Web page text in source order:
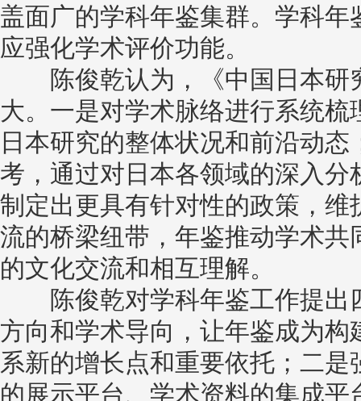
盖面广的学科年鉴集群。学科
应强化学术评价功能。
陈俊乾认为，《中国日本研
大。一是对学术脉络进行系统
日本研究的整体状况和前沿动
考，通过对日本各领域的深入
制定出更具有针对性的政策，
流的桥梁纽带，年鉴推动学术
的文化交流和相互理解。
陈俊乾对学科年鉴工作提出
方向和学术导向，让年鉴成为
系新的增长点和重要依托；二
的展示平台、学术资料的集成